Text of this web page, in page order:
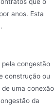
anos. Esta
pela congestão
construção ou
uma conexão
da